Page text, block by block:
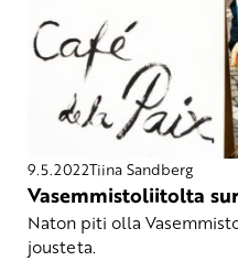
9.5.2022Tiina Sandberg
Vasemmistoliitolta
Naton piti olla
jousteta.